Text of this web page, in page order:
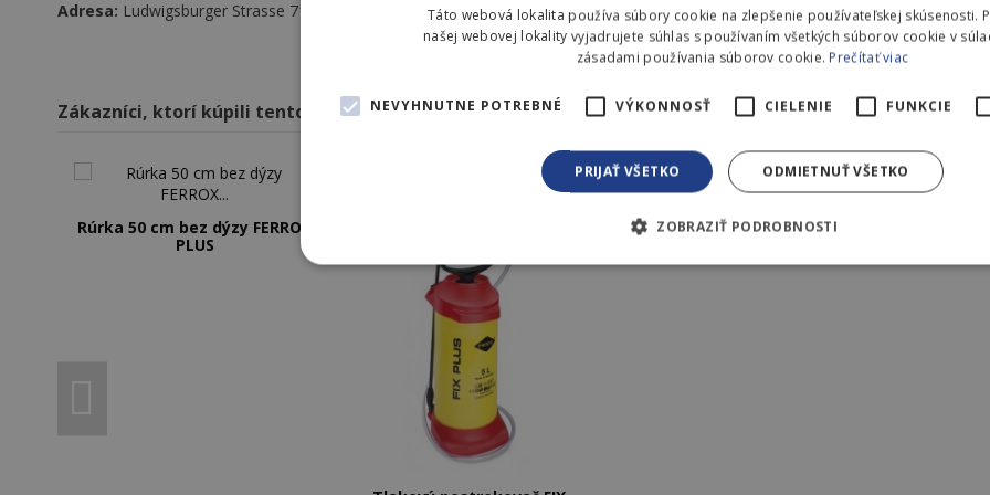
Adresa: Ludwigsburger Strasse 71 , 716 91 Freiberg a.N., Nemecko
Súhlasím so spracovaním osobných údajov, pre možnosť odpovede na otázku.
Zákazníci, ktorí kúpili tento produkt, kúpili tiež:
Rúrka 50 cm bez dýzy FERROX
PLUS
Kanister 10 l
Táto webová lokalita používa súbory cookie na zlepšenie používateľskej skúsenosti.
našej webovej lokality vyjadrujete súhlas s používaním všetkých súborov cookie v
zásadami používania súborov cookie. Prečítať viac
NEVYHNUTNE POTREBNÉ VÝKONNOSŤ CIELENIE FUNKCIE
PRIJAŤ VŠETKO ODMIETNUŤ VŠETKO
ZOBRAZIŤ PODROBNOSTI
Nevyhnutne potrebné
Nevyhnutne potrebné súbory cookie umožňujú základné funkcie webovej lokality, ako prihlásenie používateľa
lokalita sa nedá správne používať bez nevyhnutne potrebných súborov cookie.
Poskytovateľ
/ Doména
PHP.net
eshop.tebau.sk